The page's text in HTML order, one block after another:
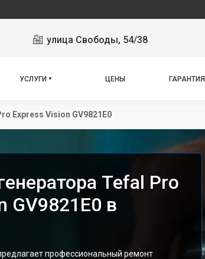
улица Свободы, 54/38
УСЛУГИ ЦЕНЫ ГАРАНТИЯ
Express Vision GV9821E0
Tefal Pro
GV9821E0 в
профессиональный ремонт